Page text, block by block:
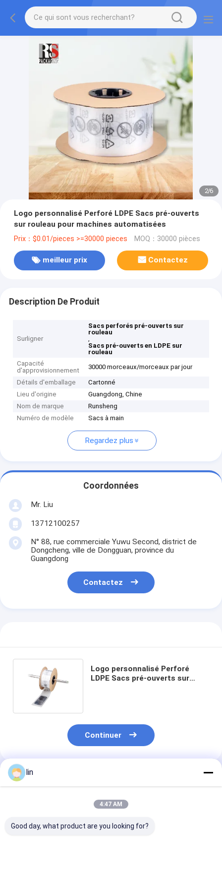
2/6
Logo personnalisé Perforé LDPE Sacs pré-ouverts
sur rouleau pour machines automatisées
Prix：$0.01/pieces >=30000 pieces MOQ：30000 pièces
meilleur prix Contactez
Description De Produit
Surligner
Sacs perforés pré-ouverts sur
rouleau
,
Sacs pré-ouverts en LDPE sur
rouleau
Capacité
d'approvisionnement
30000 morceaux/morceaux par jour
Détails d'emballage
Cartonné
Lieu d'origine
Guangdong, Chine
Nom de marque
Runsheng
Numéro de modèle
Sacs à main
Regardez plus
Coordonnées
Mr. Liu
13712100257
N° 88, rue commerciale Yuwu Second, district de
Dongcheng, ville de Dongguan, province du
Guangdong
Contactez
Logo personnalisé Perforé
LDPE Sacs pré-ouverts sur
Continuer
Produits Recommandés
lin
4:47 AM
Good day, what product are you looking for?